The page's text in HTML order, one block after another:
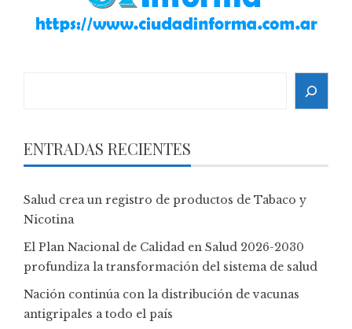
ENTRADAS RECIENTES
Salud crea un registro de productos de Tabaco y
Nicotina
El Plan Nacional de Calidad en Salud 2026-2030
profundiza la transformación del sistema de salud
Nación continúa con la distribución de vacunas
antigripales a todo el país